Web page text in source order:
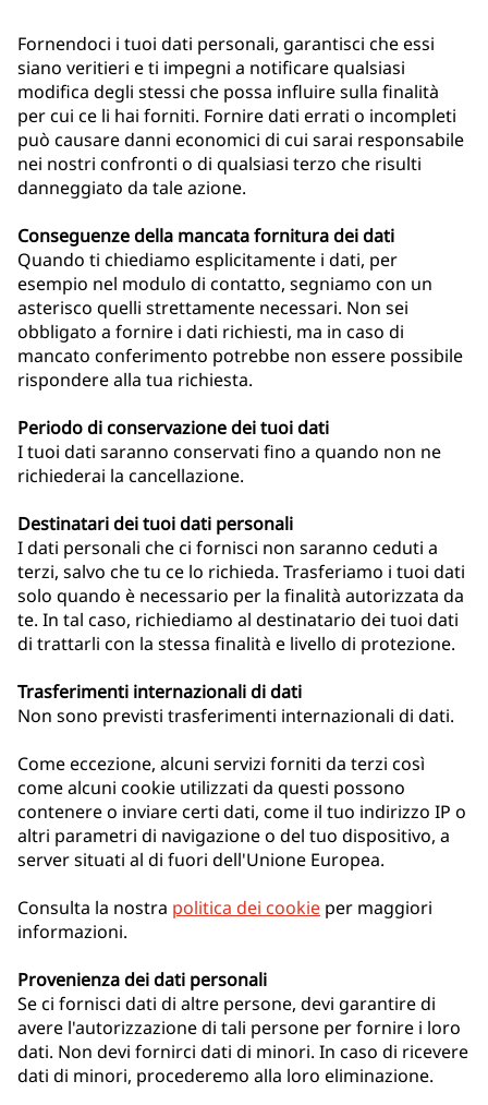
Fornendoci i tuoi dati personali, garantisci che essi
siano veritieri e ti impegni a notificare qualsiasi
modifica degli stessi che possa influire sulla finalità
per cui ce li hai forniti. Fornire dati errati o incompleti
può causare danni economici di cui sarai responsabile
nei nostri confronti o di qualsiasi terzo che risulti
danneggiato da tale azione.
Conseguenze della mancata fornitura dei dati
Quando ti chiediamo esplicitamente i dati, per
esempio nel modulo di contatto, segniamo con un
asterisco quelli strettamente necessari. Non sei
obbligato a fornire i dati richiesti, ma in caso di
mancato conferimento potrebbe non essere possibile
rispondere alla tua richiesta.
Periodo di conservazione dei tuoi dati
I tuoi dati saranno conservati fino a quando non ne
richiederai la cancellazione.
Destinatari dei tuoi dati personali
I dati personali che ci fornisci non saranno ceduti a
terzi, salvo che tu ce lo richieda. Trasferiamo i tuoi dati
solo quando è necessario per la finalità autorizzata da
te. In tal caso, richiediamo al destinatario dei tuoi dati
di trattarli con la stessa finalità e livello di protezione.
Trasferimenti internazionali di dati
Non sono previsti trasferimenti internazionali di dati.
Come eccezione, alcuni servizi forniti da terzi così
come alcuni cookie utilizzati da questi possono
contenere o inviare certi dati, come il tuo indirizzo IP o
altri parametri di navigazione o del tuo dispositivo, a
server situati al di fuori dell'Unione Europea.
Consulta la nostra politica dei cookie per maggiori
informazioni.
Provenienza dei dati personali
Se ci fornisci dati di altre persone, devi garantire di
avere l'autorizzazione di tali persone per fornire i loro
dati. Non devi fornirci dati di minori. In caso di ricevere
dati di minori, procederemo alla loro eliminazione.